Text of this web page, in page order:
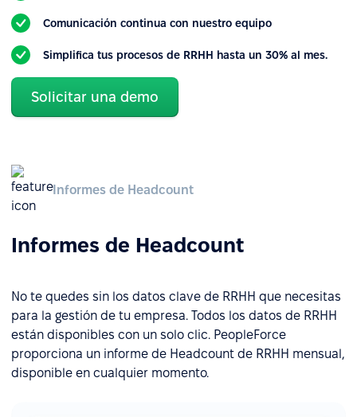
Comunicación continua con nuestro equipo
Simplifica tus procesos de RRHH hasta un 30% al mes.
Solicitar una demo
Informes de Headcount
Informes de Headcount
No te quedes sin los datos clave de RRHH que necesitas
para la gestión de tu empresa. Todos los datos de RRHH
están disponibles con un solo clic. PeopleForce
proporciona un informe de Headcount de RRHH mensual,
disponible en cualquier momento.